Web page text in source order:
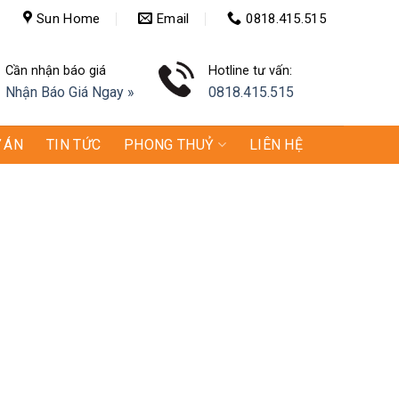
Sun Home Email 0818.415.515
Cần nhận báo giá
Nhận Báo Giá Ngay »
Hotline tư vấn:
0818.415.515
ÁN TIN TỨC PHONG THUỶ LIÊN HỆ